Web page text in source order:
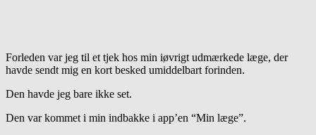
Forleden var jeg til et tjek hos min iøvrigt udmærkede læge, der
havde sendt mig en kort besked umiddelbart forinden.
Den havde jeg bare ikke set.
Den var kommet i min indbakke i app’en “Min læge”.